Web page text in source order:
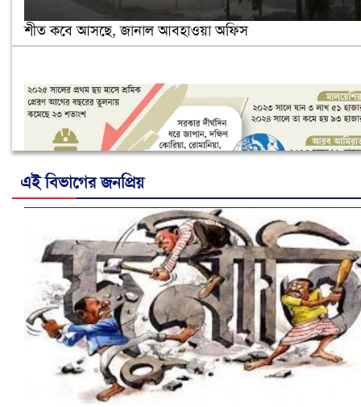
শীত কবে আসছে, জানাল আবহাওয়া অফিস
নানা সংকটে রিক্রুটিং এজেন্সি, হুমকির মুখে শ্রম রপ্তানি
এই বিভাগের জনপ্রিয়